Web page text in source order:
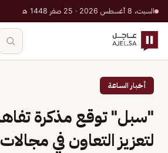
السبت، 8 أغسطس 2026 · 25 صفر 1448 هـ
أخبار الساعة
لتعزيز التعاون في